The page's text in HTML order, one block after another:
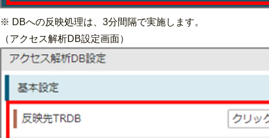
※ DBへの反映処理は、3分間隔で実施します。
（アクセス解析DB設定画面）